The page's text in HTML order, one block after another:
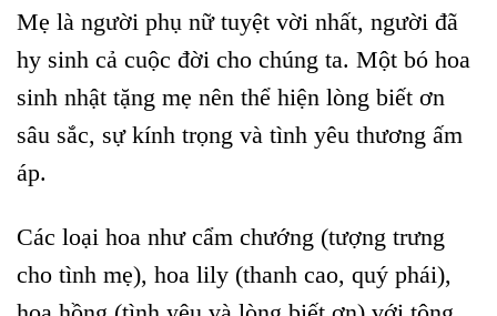
Mẹ là người phụ nữ tuyệt vời nhất, người đã
hy sinh cả cuộc đời cho chúng ta. Một bó hoa
sinh nhật tặng mẹ nên thể hiện lòng biết ơn
sâu sắc, sự kính trọng và tình yêu thương ấm
áp.
Các loại hoa như cẩm chướng (tượng trưng
cho tình mẹ), hoa lily (thanh cao, quý phái),